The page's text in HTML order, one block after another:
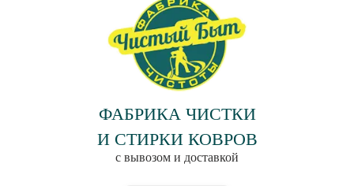
ФАБРИКА ЧИСТКИ
И СТИРКИ КОВРОВ
с вывозом и доставкой